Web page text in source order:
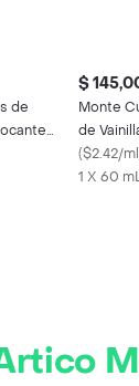
de
$
Monte
de
($2.42/ml
1 X 60